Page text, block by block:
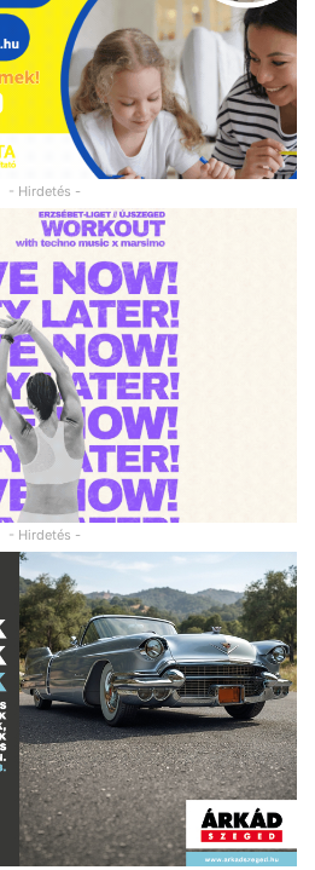
- Hirdetés -
- Hirdetés -